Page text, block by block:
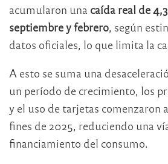
acumularon una caída real de
septiembre y febrero, según
datos oficiales, lo que limita la
A esto se suma una
un período de crecimiento, los
y el uso de tarjetas comenzaron
fines de 2025, reduciendo una
financiamiento del consumo.